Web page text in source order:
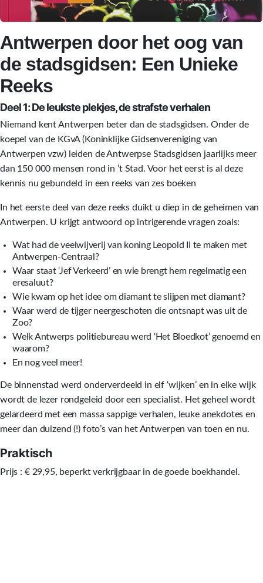
Antwerpen door het oog van
de stadsgidsen: Een Unieke
Reeks
Deel 1: De leukste plekjes, de strafste verhalen
Niemand kent Antwerpen beter dan de stadsgidsen. Onder de
koepel van de KGvA (Koninklijke Gidsenvereniging van
Antwerpen vzw) leiden de Antwerpse Stadsgidsen jaarlijks meer
dan 150 000 mensen rond in ’t Stad. Voor het eerst is al deze
kennis nu gebundeld in een reeks van zes boeken
In het eerste deel van deze reeks duikt u diep in de geheimen van
Antwerpen. U krijgt antwoord op intrigerende vragen zoals:
Wat had de veelwijverij van koning Leopold II te maken met
Antwerpen-Centraal?
Waar staat ‘Jef Verkeerd’ en wie brengt hem regelmatig een
eresaluut?
Wie kwam op het idee om diamant te slijpen met diamant?
Waar werd de tijger neergeschoten die ontsnapt was uit de
Zoo?
Welk Antwerps politiebureau werd ‘Het Bloedkot’ genoemd en
waarom?
En nog veel meer!
De binnenstad werd onderverdeeld in elf ‘wijken’ en in elke wijk
wordt de lezer rondgeleid door een specialist. Het geheel wordt
gelardeerd met een massa sappige verhalen, leuke anekdotes en
meer dan duizend (!) foto’s van het Antwerpen van toen en nu.
Praktisch
Prijs : € 29,95, beperkt verkrijgbaar in de goede boekhandel.